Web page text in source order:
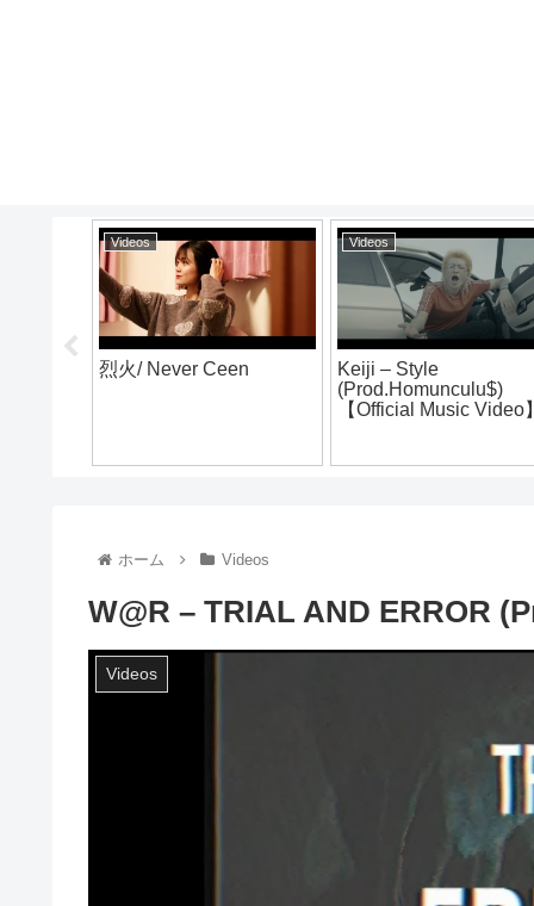
Videos
烈火/ Never Ceen
Videos
Keiji – Style
(Prod.Homunculu$)
【Official Music Video
ホーム Videos
W@R – TRIAL AND ERROR
Videos